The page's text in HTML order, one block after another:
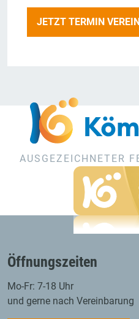
JETZT TERMIN
AUSGEZEICHNETER
Öffnungszeiten
Mo-Fr: 7-18 Uhr
und gerne nach Vereinbarung